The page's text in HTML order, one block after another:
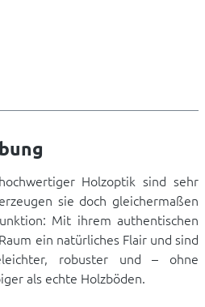
Holzoptik sind sehr
sie doch gleichermaßen
Mit ihrem authentischen
ein natürliches Flair und sind
robuster und – ohne
als echte Holzböden.